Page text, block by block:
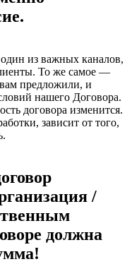
из важных каналов,
То же самое —
предложили, и
нашего Договора.
договора изменится.
зависит от того,
/
должна